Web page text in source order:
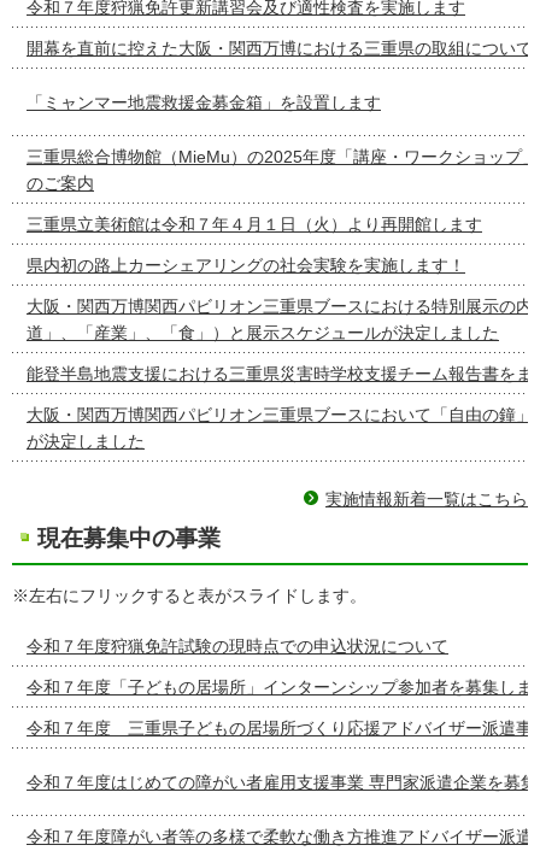
令和７年度狩猟免許更新講習会及び適性検査を実施します
開幕を直前に控えた大阪・関西万博における三重県の取組について
「ミャンマー地震救援金募金箱」を設置します
三重県総合博物館（MieMu）の2025年度「講座・ワークショップ
のご案内
三重県立美術館は令和７年４月１日（火）より再開館します
県内初の路上カーシェアリングの社会実験を実施します！
大阪・関西万博関西パビリオン三重県ブースにおける特別展示の内
道」、「産業」、「食」）と展示スケジュールが決定しました
能登半島地震支援における三重県災害時学校支援チーム報告書をま
大阪・関西万博関西パビリオン三重県ブースにおいて「自由の鐘」
が決定しました
実施情報新着一覧はこちら
現在募集中の事業
※左右にフリックすると表がスライドします。
令和７年度狩猟免許試験の現時点での申込状況について
令和７年度「子どもの居場所」インターンシップ参加者を募集しま
令和７年度 三重県子どもの居場所づくり応援アドバイザー派遣事
令和７年度はじめての障がい者雇用支援事業 専門家派遣企業を募
令和７年度障がい者等の多様で柔軟な働き方推進アドバイザー派遣